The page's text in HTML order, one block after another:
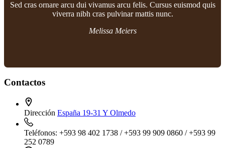
Sed cras ornare arcu dui vivamus arcu felis. Cursus euismod quis
viverra nibh cras pulvinar mattis nunc.
Melissa Meiers
Contactos
Dirección España 19-31 Y Olmedo
Teléfonos: +593 98 402 1738 / +593 99 909 0860 / +593 99
252 0789